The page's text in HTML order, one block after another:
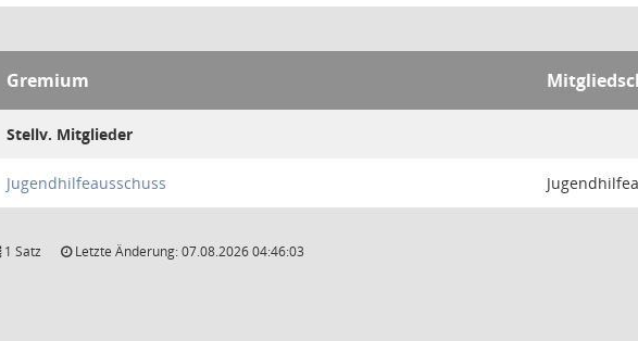
Gremium
Stellv. Mitglieder
Jugendhilfeausschuss
1 Satz Letzte Änderung: 07.08.2026 04:46:03